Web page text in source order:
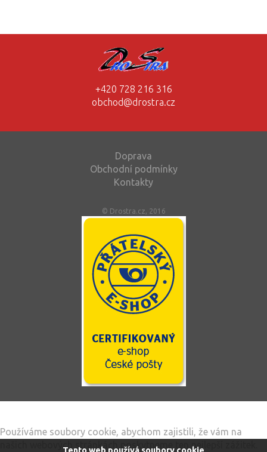
+420 728 216 316
obchod@drostra.cz
Doprava
Obchodní podmínky
Kontakty
© Drostra.cz, 2016
Používáme soubory cookie, abychom zajistili, že vám na
našich webových stránkách poskytneme ten nejlepší zážitek.